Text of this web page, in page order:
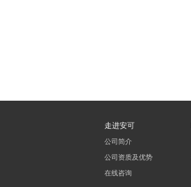
走进安可
公司简介
公司资质及优势
在线咨询